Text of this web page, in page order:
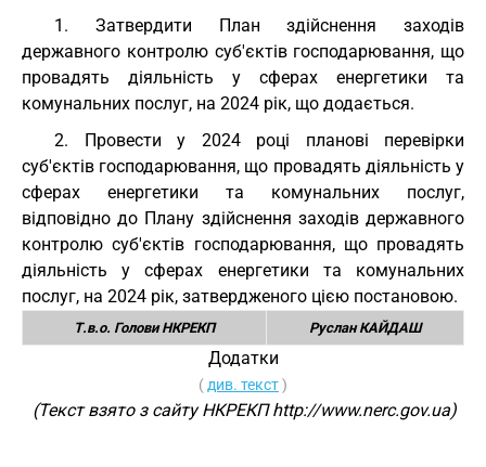
1. Затвердити План здійснення заходів
державного контролю суб'єктів господарювання, що
провадять діяльність у сферах енергетики та
комунальних послуг, на 2024 рік, що додається.
2. Провести у 2024 році планові перевірки
суб'єктів господарювання, що провадять діяльність у
сферах енергетики та комунальних послуг,
відповідно до Плану здійснення заходів державного
контролю суб'єктів господарювання, що провадять
діяльність у сферах енергетики та комунальних
послуг, на 2024 рік, затвердженого цією постановою.
Т.в.о. Голови НКРЕКП Руслан КАЙДАШ
Додатки
( див. текст)
(Текст взято з сайту НКРЕКП http://www.nerc.gov.ua)